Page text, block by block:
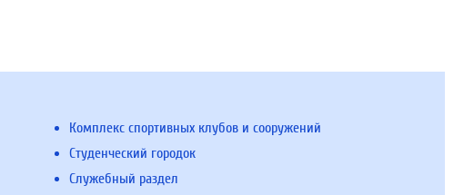
Комплекс спортивных клубов и сооружений
Студенческий городок
Служебный раздел